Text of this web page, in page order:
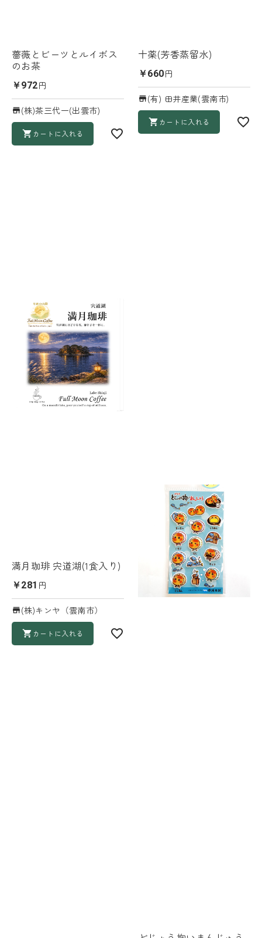
薔薇とビーツとルイボス
のお茶
￥972円
(株)茶三代一(出雲市)
カートに入れる
十薬(芳香蒸留水)
￥660円
(有) 田井産業(雲南市)
カートに入れる
満月珈琲 宍道湖(1食入り)
￥281 円
(株)キンヤ（雲南市）
カートに入れる